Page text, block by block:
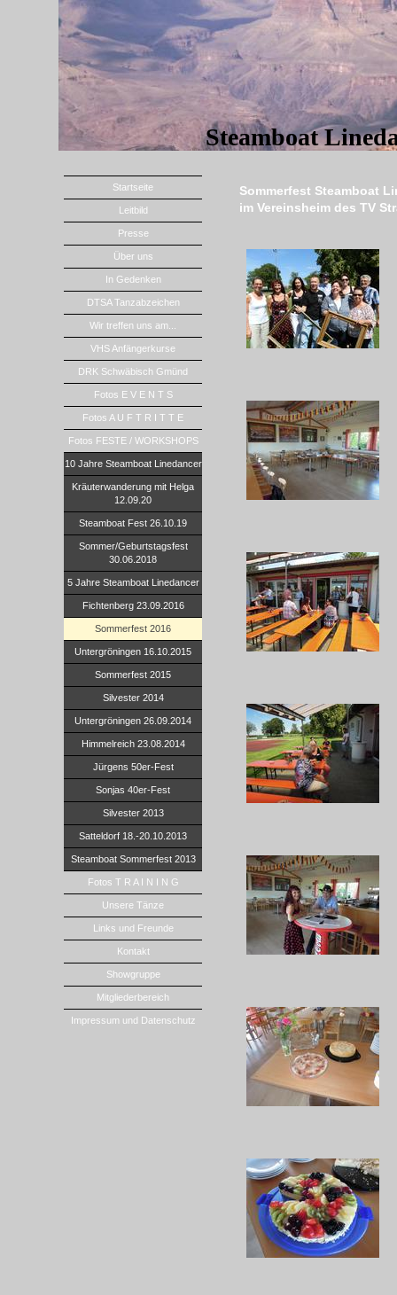
Steamboat
Startseite
Leitbild
Presse
Über uns
In Gedenken
DTSA Tanzabzeichen
Wir treffen uns am...
VHS Anfängerkurse
DRK Schwäbisch Gmünd
Fotos E V E N T S
Fotos A U F T R I T T E
Fotos FESTE / WORKSHOPS
10 Jahre Steamboat Linedancer
Kräuterwanderung mit Helga
12.09.20
Steamboat Fest 26.10.19
Sommer/Geburtstagsfest
30.06.2018
5 Jahre Steamboat Linedancer
Fichtenberg 23.09.2016
Sommerfest 2016
Untergröningen 16.10.2015
Sommerfest 2015
Silvester 2014
Untergröningen 26.09.2014
Himmelreich 23.08.2014
Jürgens 50er-Fest
Sonjas 40er-Fest
Silvester 2013
Satteldorf 18.-20.10.2013
Steamboat Sommerfest 2013
Fotos T R A I N I N G
Unsere Tänze
Links und Freunde
Kontakt
Showgruppe
Mitgliederbereich
Impressum und Datenschutz
Sommerfest Steamboat
im Vereinsheim des TV